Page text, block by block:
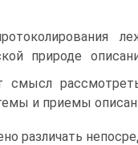
природе
и приемы
различать